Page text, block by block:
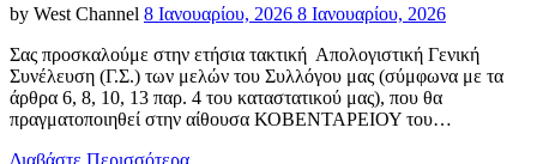
by West Channel Posted
8 Ιανουαρίου, 2026 8 Ιανουαρίου, 2026
Σας προσκαλούμε στην ετήσια τακτική Απολογιστική Γενική
Συνέλευση (Γ.Σ.) των μελών του Συλλόγου μας (σύμφωνα με τα
άρθρα 6, 8, 10, 13 παρ. 4 του καταστατικού μας), που θα
πραγματοποιηθεί στην αίθουσα ΚΟΒΕΝΤΑΡΕΙΟΥ του…
Διαβάστε Περισσότερα